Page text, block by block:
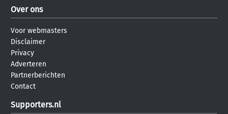
Over ons
Voor webmasters
Disclaimer
Privacy
Adverteren
Partnerberichten
Contact
Supporters.nl